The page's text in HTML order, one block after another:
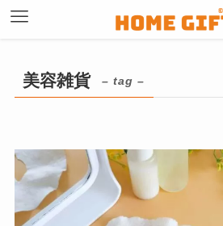
美容雑貨 – tag –